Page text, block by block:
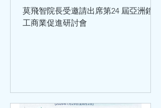
變異性與心血管健康的關係
莫飛智院長受邀請出席第24 屆亞洲鐘錶
工商業促進研討會